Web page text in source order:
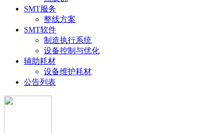
SMT服务
整线方案
SMT软件
制造执行系统
设备控制与优化
辅助耗材
设备维护耗材
公告列表